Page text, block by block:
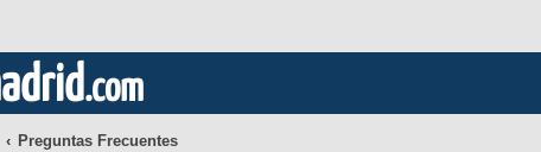
.com
Preguntas Frecuentes